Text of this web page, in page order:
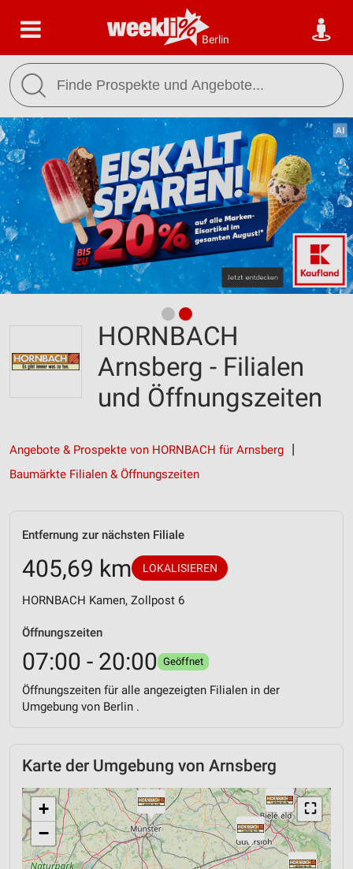
Berlin
HORNBACH
Arnsberg - Filialen
und Öffnungszeiten
Angebote & Prospekte von HORNBACH für Arnsberg
Baumärkte Filialen & Öffnungszeiten
Entfernung zur nächsten Filiale
405,69 km LOKALISIEREN
HORNBACH Kamen, Zollpost 6
Öffnungszeiten
07:00 - 20:00 Geöffnet
Öffnungszeiten für alle angezeigten Filialen in der
Umgebung von Berlin .
Karte der Umgebung von Arnsberg
⛶
+
−